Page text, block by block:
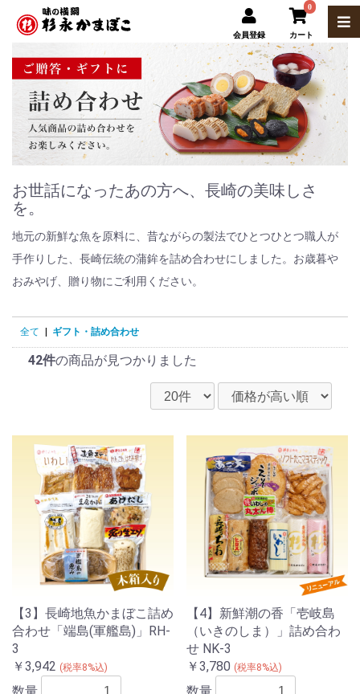
会員登録
0
カート
お世話になったあの方へ、長崎の美味しさ
を。
地元の新鮮な魚を原料に、昔ながらの製法でひとつひとつ職人が
手作りした、長崎伝統の蒲鉾を詰め合わせにしました。お歳暮や
おみやげ、贈り物にご利用ください。
全て ギフト・詰め合わせ
42件の商品が見つかりました
【3】長崎地魚かまぼこ詰め
合わせ「端島(軍艦島)」RH-
3
￥3,942 (税率8%込)
【4】新鮮潮の香「壱岐島
（いきのしま）」詰め合わ
せ NK-3
￥3,780 (税率8%込)